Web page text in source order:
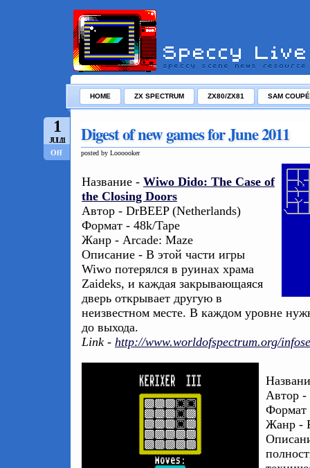
HOME ZX SPECTRUM ZX80/ZX81 SAM COUPÉ
1
JUL/11
Off
Digest of new games for June 2011
posted by Loooooker
Название - Wiwo Dido: The Case of
the Closing Doors
Автор - DrBEEP (Netherlands)
Формат - 48k/Tape
Жанр - Arcade: Maze
Описание - В этой части игры
Wiwo потерялся в руинах храма
Zaideks, и каждая закрывающаяся
дверь открывает другую в
неизвестном месте. В каждом уровне
до выхода.
Link - http://www.worldofspectrum.org/
Автор -
Формат
Жанр -